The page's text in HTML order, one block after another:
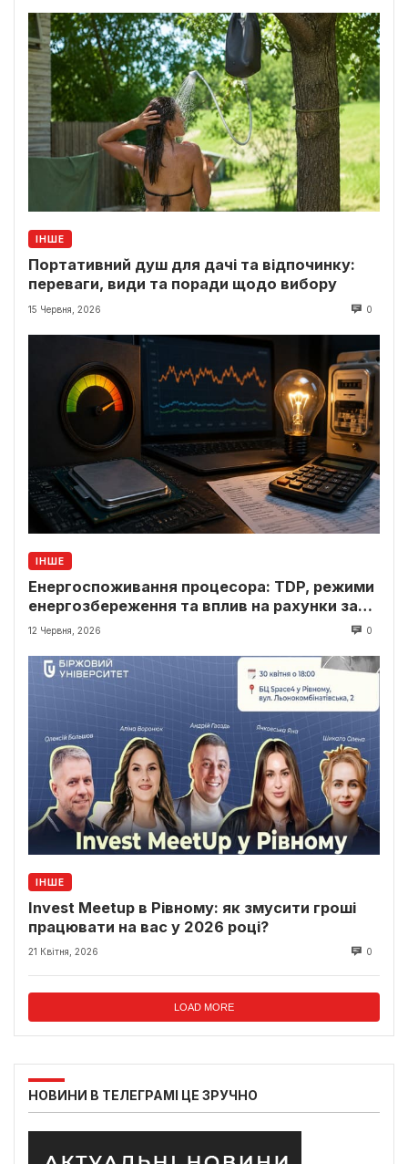
ІНШЕ
Портативний душ для дачі та відпочинку:
переваги, види та поради щодо вибору
15 Червня, 2026 0
ІНШЕ
Енергоспоживання процесора: TDP, режими
енергозбереження та вплив на рахунки за
світло
12 Червня, 2026 0
ІНШЕ
Invest Meetup в Рівному: як змусити гроші
працювати на вас у 2026 році?
21 Квітня, 2026 0
LOAD MORE
НОВИНИ В ТЕЛЕГРАМІ ЦЕ ЗРУЧНО